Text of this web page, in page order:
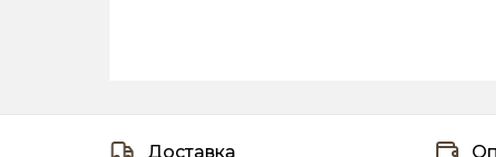
Доставка